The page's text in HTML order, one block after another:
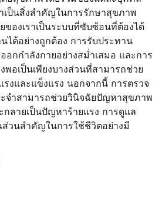
เป็นสิ่งสำคัญในการรักษาสุขภาพ
ของเราเป็นระบบที่ซับซ้อนที่ต้องได้
ได้อย่างถูกต้อง การรับประทาน
อกกำลังกายอย่างสม่ำเสมอ และการ
อเป็นเพียงบางส่วนที่สามารถช่วย
รงและแข็งแรง นอกจากนี้ การตรวจ
จำสามารถช่วยวินิจฉัยปัญหาสุขภาพ
ลายเป็นปัญหาร้ายแรง การดูแล
ส่วนสำคัญในการใช้ชีวิตอย่างมี